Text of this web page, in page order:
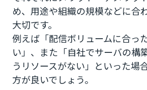
め、用途や組織の規模などに合
大切です。
例えば「配信ボリュームに合っ
い」、また「自社でサーバの構
うリソースがない」といった場
方が良いでしょう。